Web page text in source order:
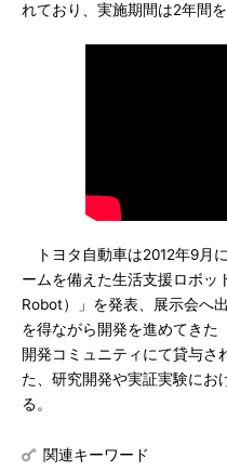
れており、実施期間は2年間を
トヨタ自動車は2012年9月
ームを備えた生活支援ロボッ
Robot）」を発表、展示会へ
を得ながら開発を進めてきた
開発コミュニティにて貸与さ
た、研究開発や実証実験にお
る。
関連キーワード